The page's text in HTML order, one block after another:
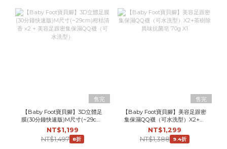
售完
【Baby Foot寶貝腳】3D立體足
膜(30分鐘快速版)M尺寸(~29cm)
柑桔清香 x2 + 美容足跟密集保濕
QQ襪（可水洗型）
NT$1,199
NT$1,497
8折
售完
【Baby Foot寶貝腳】美容足跟密
集保濕QQ襪（可水洗型）X2+茶
樹除異味抗菌皂 70g X1
NT$1,299
NT$1,388
9.4折